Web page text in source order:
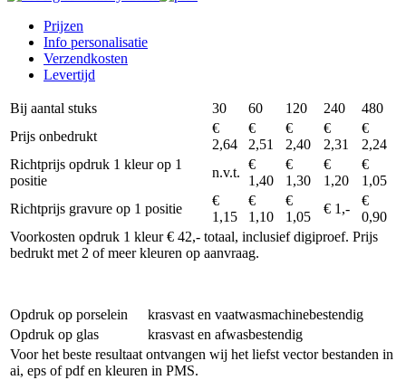
Prijzen
Info personalisatie
Verzendkosten
Levertijd
Bij aantal stuks 30 60 120 240
480
Prijs onbedrukt
€
2,64
€
2,51
€
2,40
€
2,31
€
2,24
Richtprijs opdruk 1 kleur op 1
positie
n.v.t.
€
1,40
€
1,30
€
1,20
€
1,05
Richtprijs gravure op 1 positie
€
1,15
€
1,10
€
1,05
€ 1,-
€
0,90
Voorkosten opdruk 1 kleur € 42,- totaal, inclusief digiproef. Prijs
bedrukt met 2 of meer kleuren op aanvraag.
Opdruk op porselein
krasvast en vaatwasmachinebestendig
Opdruk op glas
krasvast en afwasbestendig
Voor het beste resultaat ontvangen wij het liefst vector bestanden in
ai, eps of pdf en kleuren in PMS.